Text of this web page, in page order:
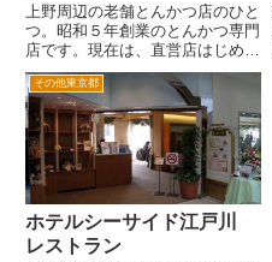
上野周辺の老舗とんかつ店のひと
つ。昭和５年創業のとんかつ専門
店です。現在は、直営店はじめの
れんわけなどで全国に井泉を名乗
るお店がありますが、こちら上野
本店が創業の地です。 ご存知の
方もいらっしゃるかと思います
が、キャッチフレーズは「箸で切
れ...
その他東京都
ホテルシーサイド江戸川
レストラン